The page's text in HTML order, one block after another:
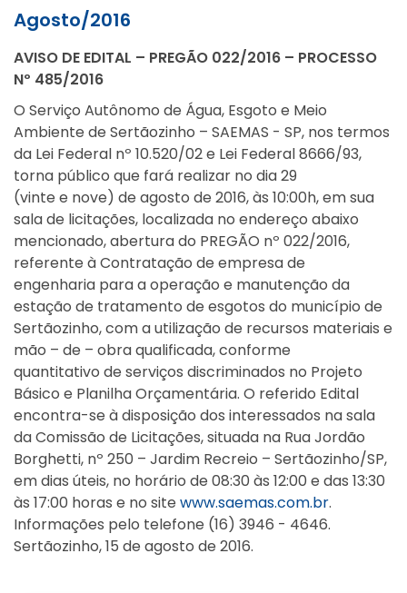
Agosto/2016
AVISO DE EDITAL – PREGÃO 022/2016 – PROCESSO
Nº 485/2016
O Serviço Autônomo de Água, Esgoto e Meio
Ambiente de Sertãozinho – SAEMAS - SP, nos termos
da Lei Federal nº 10.520/02 e Lei Federal 8666/93,
torna público que fará realizar no dia 29
(vinte e nove) de agosto de 2016, às 10:00h, em sua
sala de licitações, localizada no endereço abaixo
mencionado, abertura do PREGÃO nº 022/2016,
referente à Contratação de empresa de
engenharia para a operação e manutenção da
estação de tratamento de esgotos do município de
Sertãozinho, com a utilização de recursos materiais e
mão – de – obra qualificada, conforme
quantitativo de serviços discriminados no Projeto
Básico e Planilha Orçamentária. O referido Edital
encontra-se à disposição dos interessados na sala
da Comissão de Licitações, situada na Rua Jordão
Borghetti, nº 250 – Jardim Recreio – Sertãozinho/SP,
em dias úteis, no horário de 08:30 às 12:00 e das 13:30
às 17:00 horas e no site www.saemas.com.br.
Informações pelo telefone (16) 3946 - 4646.
Sertãozinho, 15 de agosto de 2016.